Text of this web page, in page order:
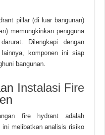
pillar (di luar bangunan)
memungkinkan pengguna
Dilengkapi dengan
komponen ini siap
bangunan.
Instalasi Fire
fire hydrant adalah
ini melibatkan analisis risiko